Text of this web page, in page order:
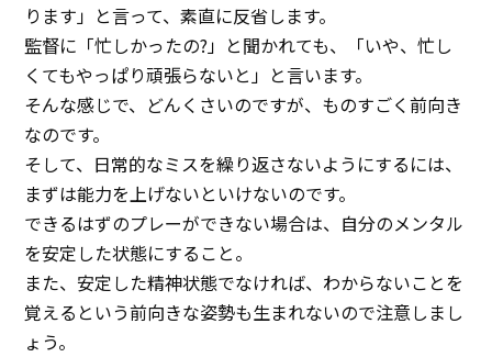
ります」と言って、素直に反省します。
監督に「忙しかったの?」と聞かれても、「いや、忙し
くてもやっぱり頑張らないと」と言います。
そんな感じで、どんくさいのですが、ものすごく前向き
なのです。
そして、日常的なミスを繰り返さないようにするには、
まずは能力を上げないといけないのです。
できるはずのプレーができない場合は、自分のメンタル
を安定した状態にすること。
また、安定した精神状態でなければ、わからないことを
覚えるという前向きな姿勢も生まれないので注意しまし
ょう。